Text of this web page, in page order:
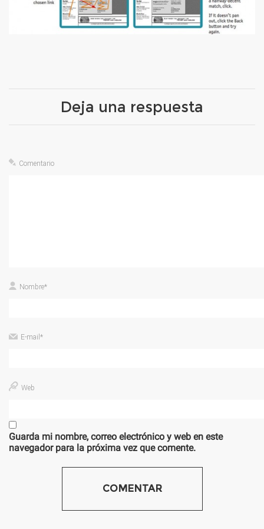
Deja una respuesta
Comentario
Nombre*
E-mail *
Web
Guarda mi nombre, correo electrónico y web en este
navegador para la próxima vez que comente.